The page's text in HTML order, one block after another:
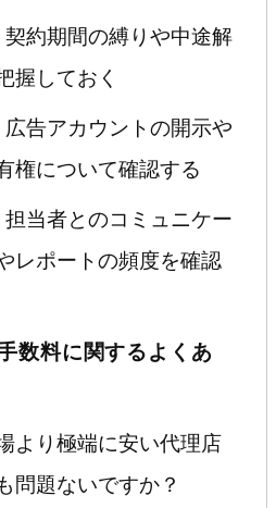
契約期間の縛りや中途解
握しておく
告アカウントの開示や
権について確認する
当者とのコミュニケー
レポートの頻度を確認
数料に関するよくあ
より極端に安い代理店
問題ないですか？